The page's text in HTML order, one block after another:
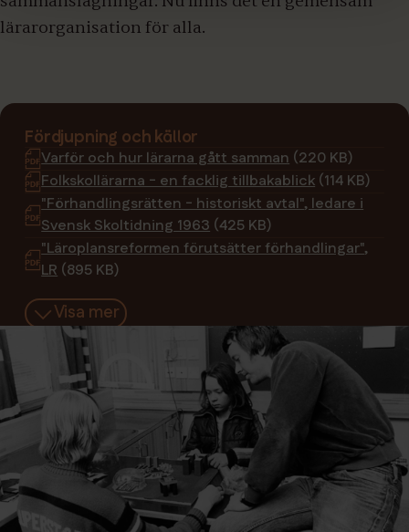
lärarorganisation för alla.
Fördjupning och källor
Varför och hur lärarna gått samman (220 KB)
Folkskollärarna - en facklig tillbakablick (114 KB)
"Förhandlingsrätten - historiskt avtal", ledare i
Svensk Skoltidning 1963 (425 KB)
"Läroplansreformen förutsätter förhandlingar",
LR (895 KB)
Visa mer